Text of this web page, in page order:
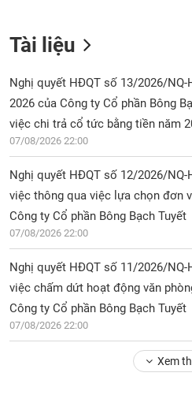
Tài liệu
Nghị quyết HĐQT số 13/2026/NQ-
2026 của Công ty Cổ phần Bông
việc chi trả cổ tức bằng tiền năm
07/08/2026 22:00
Nghị quyết HĐQT số 12/2026/
việc thông qua việc lựa chọn đơn
Công ty Cổ phần Bông Bạch Tuyết
07/08/2026 22:00
Nghị quyết HĐQT số 11/2026/
việc chấm dứt hoạt động văn
Công ty Cổ phần Bông Bạch Tuyết
07/08/2026 22:00
Xem